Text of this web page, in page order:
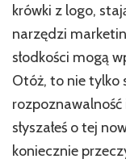
krówki z logo,
narzędzi
słodkości mogą
Otóż, to nie tylko
rozpoznawalność
słyszałeś o tej
koniecznie